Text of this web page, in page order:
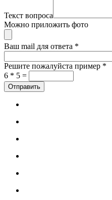
Текст вопроса
Можно приложить фото
Ваш mail для ответа *
Решите пожалуйста пример *
6 * 5 =